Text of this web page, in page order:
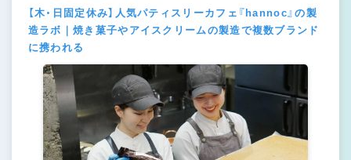
【木・日固定休み】人気パティスリーカフェ『hannoc』の製
造ラボ｜焼き菓子やアイスクリームの製造で複数ブランド
に携われる